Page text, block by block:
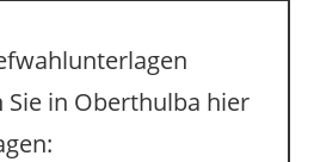
Sie in Oberthulba hier